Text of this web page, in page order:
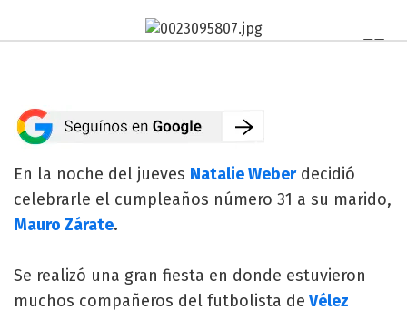
En la noche del jueves Natalie Weberdecidió
celebrarle el cumpleaños número 31 a su marido,
Mauro Zárate.
Se realizó una gran fiesta en donde estuvieron
muchos compañeros del futbolista de Vélez